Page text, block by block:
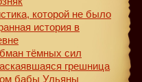
которой не было
история в
тёмных сил
грешница
бабы Ульяны